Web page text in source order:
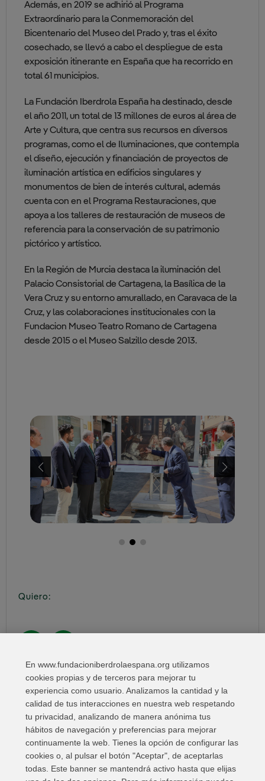
Además, en 2019 se adhirió al Programa
Extraordinario para la Conmemoración del
Bicentenario del Museo del Prado y, tras el éxito
cosechado, se llevó a cabo el despliegue de esta
exposición itinerante en España que ha recorrido en
total 61 municipios.
La Fundación Iberdrola España ha destinado, desde
el año 2011, un total de 13 millones de euros al área de
Arte y Cultura, que centra sus recursos en diversos
programas, como el de Iluminaciones, que contempla
el diseño, ejecución y financiación de proyectos de
iluminación artística en edificios singulares y
monumentos de bien de interés cultural, además
cuenta con en el Programa Restauraciones, que
apoya a los talleres de restauración de museos de
referencia para la conservación de su patrimonio
pictórico y artístico.
En la Región de Murcia destaca la iluminación del
Palacio Consistorial de Cartagena, la Basílica de la
Vera Cruz y su entorno amurallado, en Caravaca de la
Cruz, y las colaboraciones institucionales con la
Fundacion Museo Teatro Romano de Cartagena
desde 2015 o el Museo Salzillo desde 2013.
Quiero:
Compartir en:
En www.fundacioniberdrolaespana.org utilizamos
cookies propias y de terceros para mejorar tu
experiencia como usuario. Analizamos la cantidad y la
calidad de tus interacciones en nuestra web respetando
tu privacidad, analizando de manera anónima tus
hábitos de navegación y preferencias para mejorar
continuamente la web. Tienes la opción de configurar las
cookies o, al pulsar el botón "Aceptar", de aceptarlas
todas. Este banner se mantendrá activo hasta que elijas